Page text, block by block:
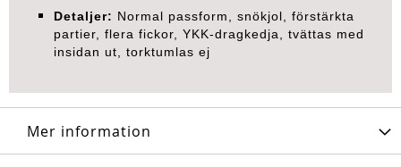
Detaljer: Normal passform, snökjol, förstärkta
partier, flera fickor, YKK-dragkedja, tvättas med
insidan ut, torktumlas ej
Mer information